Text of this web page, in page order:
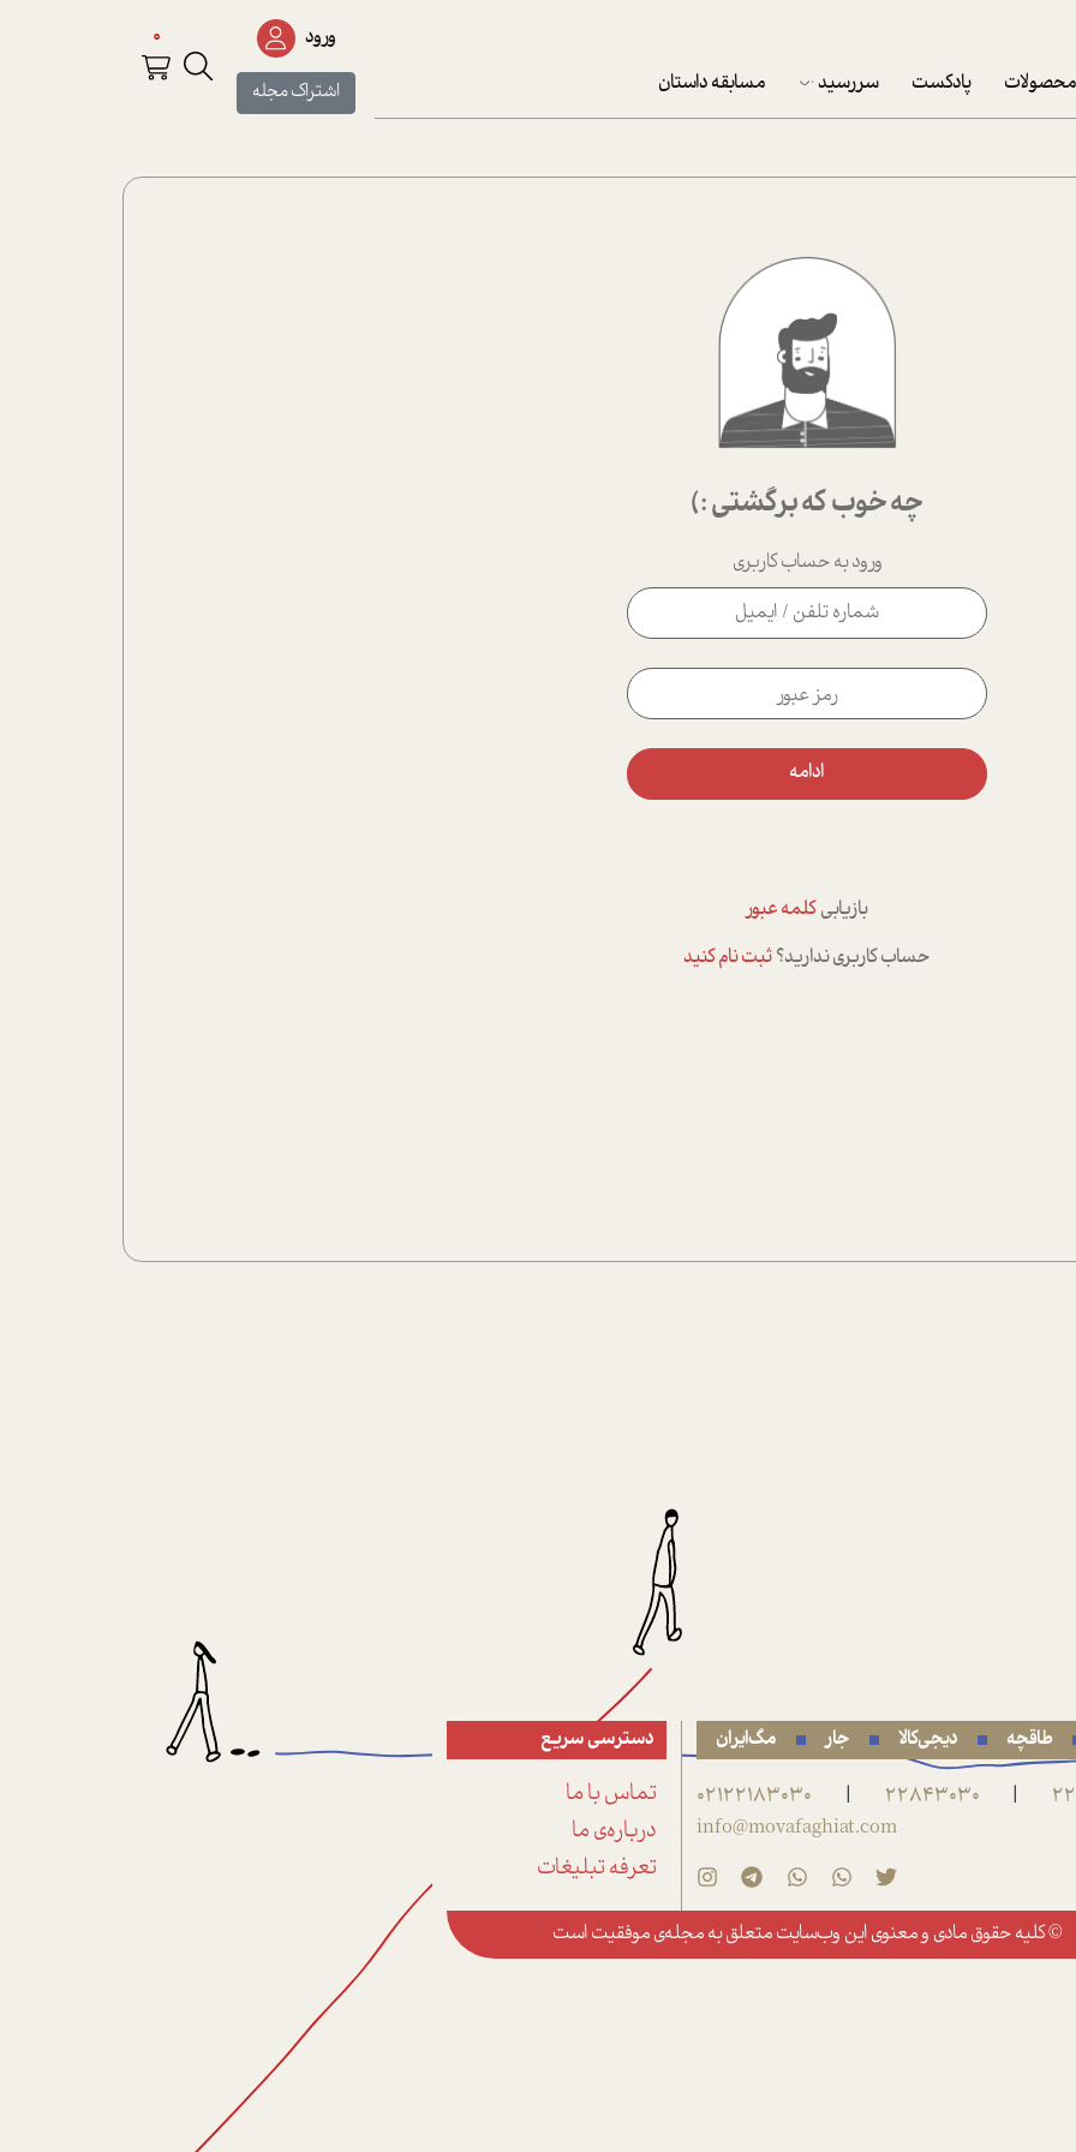
محصولات پادکست سررسید
پکيج نوروزي موفقيت
تقویم رومیزی
تقویم دیواری
مسابقه داستان
ورود
اشتراک مجله
0
چه خوب که برگشتی :)
ورود به حساب کاربری
ادامه
بازیابیکلمه عبور
حساب کاربری ندارید؟ثبت نام کنید
طاقچه دیجی‌کالا جار مگ‌ایران
|
22843030
|
02122183030
info@movafaghiat.com
دسترسی سریع
تماس با ما
درباره‌ی ما
تعرفه تبلیغات
© کلیه حقوق مادی و معنوی این وب‌سایت متعلق بهمجله‌ی موفقیتاست